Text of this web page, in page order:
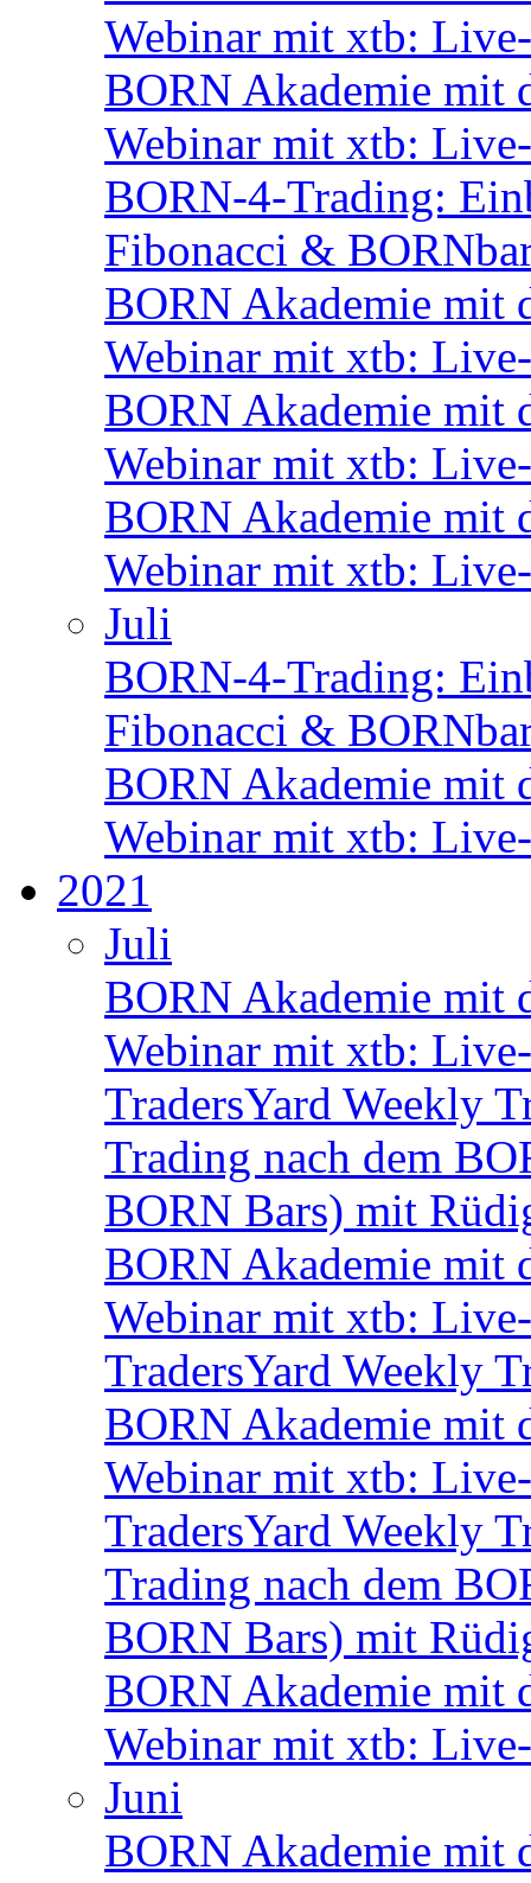
Webinar mit xtb:
BORN Akademie mit
Webinar mit xtb:
BORN-4-Trading:
Fibonacci &
BORN Akademie mit
Webinar mit xtb:
BORN Akademie mit
Webinar mit xtb:
BORN Akademie mit
Webinar mit xtb:
Juli
BORN-4-Trading:
Fibonacci &
BORN Akademie mit
Webinar mit xtb:
2021
Juli
BORN Akademie mit
Webinar mit xtb:
TradersYard Weekly
Trading nach dem
BORN Bars) mit
BORN Akademie mit
Webinar mit xtb:
TradersYard Weekly
BORN Akademie mit
Webinar mit xtb:
TradersYard Weekly
Trading nach dem
BORN Bars) mit
BORN Akademie mit
Webinar mit xtb:
Juni
BORN Akademie mit